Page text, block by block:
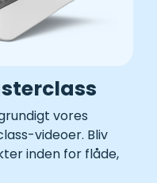
vores
videoer. Bliv
inden for flåde,